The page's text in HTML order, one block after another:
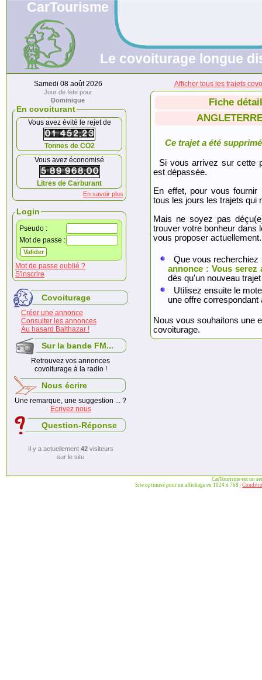
CarTourisme
Le covoiturage longue
Samedi 08 août 2026
Jour de fete pour
Dominique
En covoiturant
Vous avez évité le rejet de
Tonnes de CO2
Vous avez économisé
Litres de Carburant
En savoir plus
Login
Pseudo :
Mot de passe :
Mot de passe oublié ?
S'inscrire
Covoiturage
Créer une annonce
Consulter les annonces
Au hasard Balthazar !
Sur la bande FM...
Retrouvez vos annonces
covoiturage à la radio !
Nous écrire
Une remarque, une suggestion ... ?
Ecrivez nous
Question-Réponse
Il y a actuellement 42visiteurs
sur le site
Afficher tous les trajets
Fiche
Ce trajet a été
Si vous arrivez sur cette
est dépassée.
En effet, pour vous fournir
tous les jours les trajets qui
Mais ne soyez pas
trouver votre bonheur dans
vous proposer actuellement.
Que vous
annonce : Vous serez
dès qu'un nouveau
Utilisez ensuite le
une offre
Nous vous souhaitons une
covoiturage.
CarTourisme est un
Site optimisé pour un affichage en 1024 x 768 |